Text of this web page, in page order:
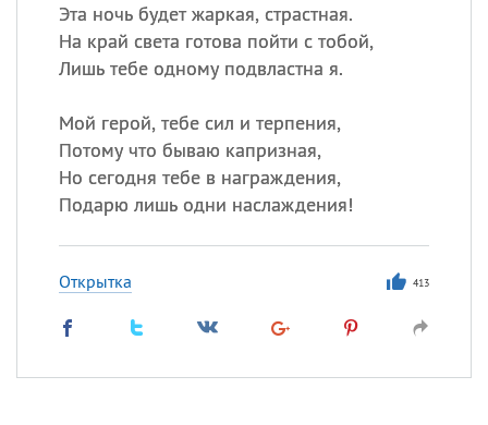
Эта ночь будет жаркая, страстная.
На край света готова пойти с тобой,
Лишь тебе одному подвластна я.
Мой герой, тебе сил и терпения,
Потому что бываю капризная,
Но сегодня тебе в награждения,
Подарю лишь одни наслаждения!
Открытка 413